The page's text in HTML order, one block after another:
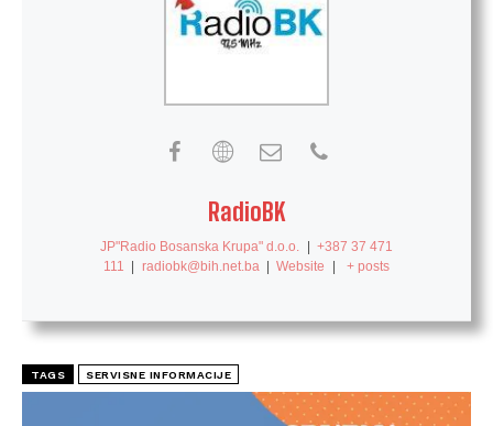
RadioBK
JP"Radio Bosanska Krupa" d.o.o. | +387 37 471
111
| radiobk@bih.net.ba | Website | + posts
TAGS SERVISNE INFORMACIJE